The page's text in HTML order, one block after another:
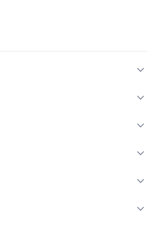
***
***
***
***
***